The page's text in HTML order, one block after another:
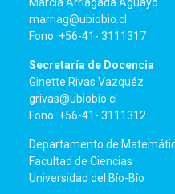
Marcia Arriagada Aguayo
marriag@ubiobio.cl
Fono: +56-41- 3111317
Secretaría de Docencia
Ginette Rivas Vazquéz
grivas@ubiobio.cl
Fono: +56-41- 3111312
Departamento de
Facultad de Ciencias
Universidad del Bío-Bío